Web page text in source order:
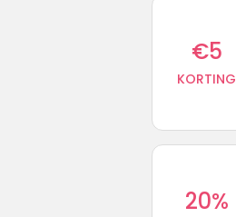
€5
KORTING
20%